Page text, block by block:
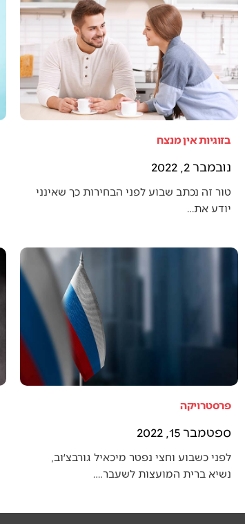
בזוגיות אין מנצח
נובמבר 2, 2022
טור זה נכתב שבוע לפני הבחירות כך שאינני
יודע את…
פרסטרויקה
ספטמבר 15, 2022
לפני כשבוע וחצי נפטר מיכאיל גורבצ׳וב,
נשיא ברית המועצות לשעבר.…